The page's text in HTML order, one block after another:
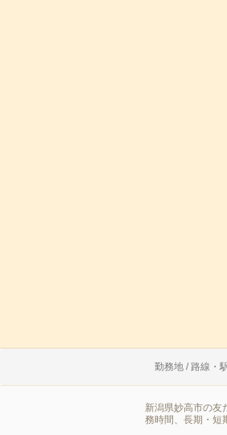
勤務地 / 路線・
新潟県妙高市の友
務時間、長期・短